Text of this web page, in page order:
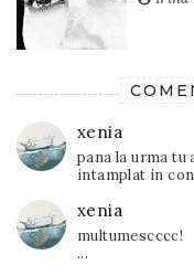
xenia
pana la urma tu
intamplat in
xenia
multumescccc!
...